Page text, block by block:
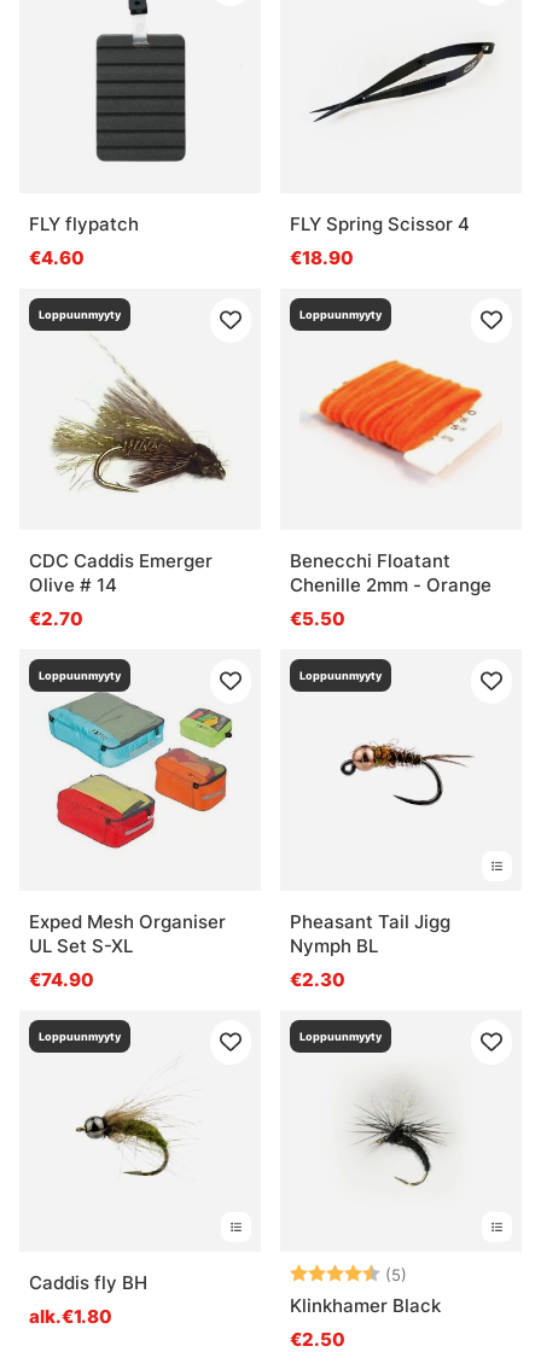
FLY flypatch
€4.60
FLY Spring Scissor 4
€18.90
Loppuunmyyty
CDC Caddis Emerger
Olive # 14
€2.70
Loppuunmyyty
Benecchi Floatant
Chenille 2mm - Orange
€5.50
Loppuunmyyty
Exped Mesh Organiser
UL Set S-XL
€74.90
Loppuunmyyty
Pheasant Tail Jigg
Nymph BL
€2.30
Loppuunmyyty
Caddis fly BH
alk.€1.80
Loppuunmyyty
Arvio: (5)
Klinkhamer Black
€2.50